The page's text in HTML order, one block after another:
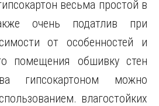
весьма простой в
очень податлив при
от особенностей и
помещения обшивку стен
гипсокартоном можно
влагостойких